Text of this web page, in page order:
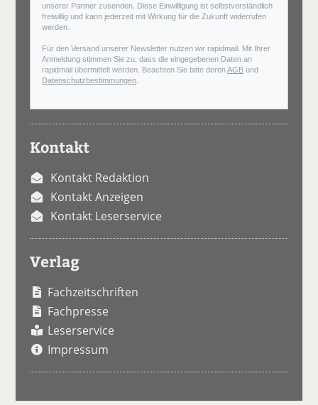
unserer Partner zusenden. Diese Einwilligung ist selbstverständlich
freiwillig und kann jederzeit mit Wirkung für die Zukunft widerrufen
werden.
Für den Versand unserer Newsletter nutzen wir rapidmail. Mit Ihrer
Anmeldung stimmen Sie zu, dass die eingegebenen Daten an
rapidmail übermittelt werden. Beachten Sie bitte derenAGB und
Datenschutzbestimmungen
Kontakt
Kontakt Redaktion
Kontakt Anzeigen
Kontakt Leserservice
Verlag
Fachzeitschriften
Fachpresse
Leserservice
Impressum